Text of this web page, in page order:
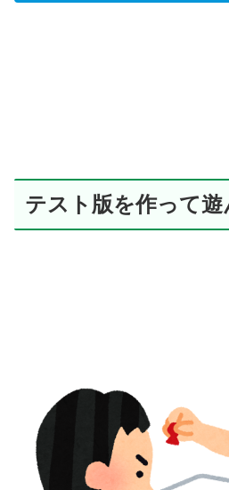
テスト版を作って遊